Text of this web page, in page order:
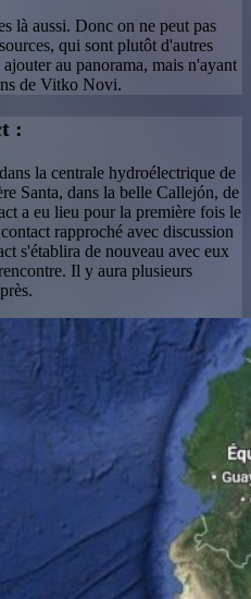
là aussi. Donc on ne peut pas
qui sont plutôt d'autres
au panorama, mais n'ayant
de Vitko Novi.
:
la centrale hydroélectrique de
Santa, dans la belle Callejón, de
a eu lieu pour la première fois le
rapproché avec discussion
s'établira de nouveau avec eux
Il y aura plusieurs